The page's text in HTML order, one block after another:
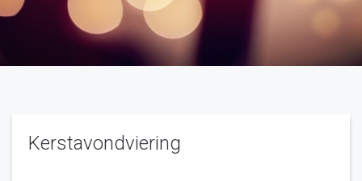
Kerstavondviering